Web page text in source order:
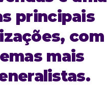
principais
com
mais